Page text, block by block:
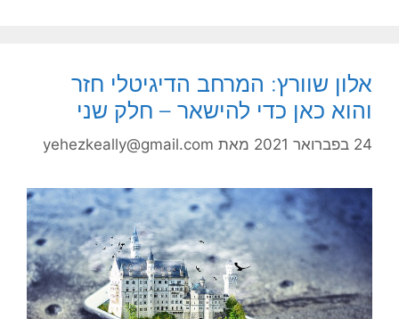
אלון שוורץ: המרחב הדיגיטלי חזר
והוא כאן כדי להישאר – חלק שני
24 בפברואר 2021 מאת yehezkeally@gmail.com